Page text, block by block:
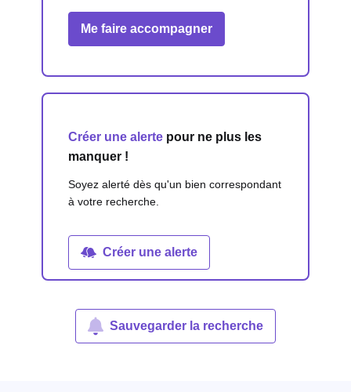
Me faire accompagner
Créer une alerte pour ne plus les
manquer !
Soyez alerté dès qu'un bien correspondant
à votre recherche.
Créer une alerte
Sauvegarder la recherche